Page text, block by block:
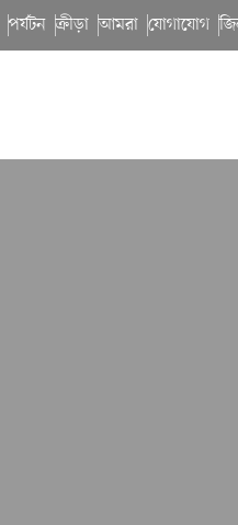
পর্যটন ক্রীড়া আমরা যোগাযোগ